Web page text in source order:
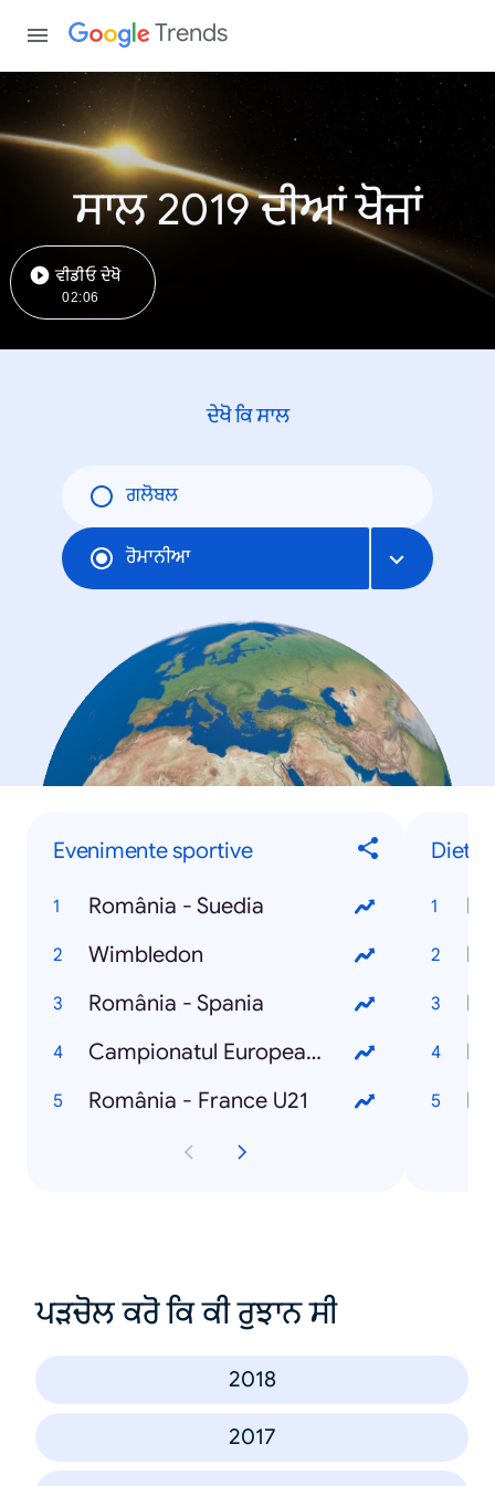
Trends
ਸਾਲ 2019 ਦੀਆਂ ਖੋਜਾਂ
ਵੀਡੀਓ ਦੇਖੋ
02:06
ਦੇਖੋ ਕਿ ਸਾਲ
ਗਲੋਬਲ
ਰੋਮਾਨੀਆ
Evenimente sportive
România - Suedia
Wimbledon
România - Spania
Campionatul European de Fotbal U21
România - France U21
Diete
ਪੜਚੋਲ ਕਰੋ ਕਿ ਕੀ ਰੁਝਾਨ ਸੀ
2018
2017